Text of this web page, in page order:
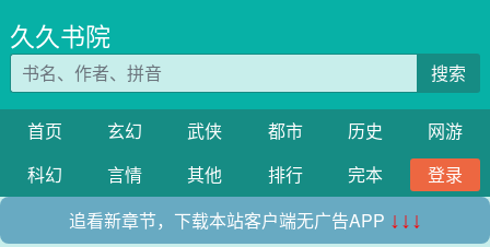
久久书院
搜索
首页 玄幻 武侠 都市 历史
网游
科幻
言情 其他 排行 完本
登录
追看新章节，下载本站客户端无广告APP ↓↓↓